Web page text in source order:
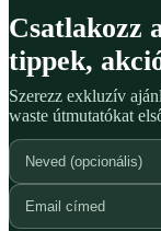
Csatlakozz
tippek,
Szerezz exkluzív
waste útmutatókat